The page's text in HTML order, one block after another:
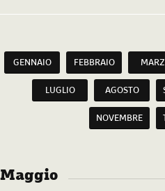
GENNAIO FEBBRAIO
LUGLIO AGOSTO
NOVEMBRE
Maggio